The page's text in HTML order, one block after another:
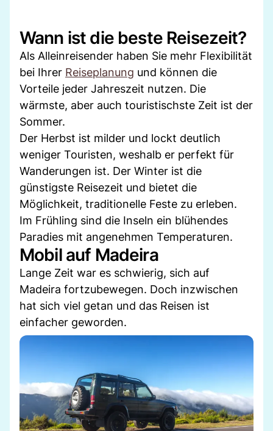
Wann ist die beste Reisezeit?
Als Alleinreisender haben Sie mehr Flexibilität
bei Ihrer Reiseplanung und können die
Vorteile jeder Jahreszeit nutzen. Die
wärmste, aber auch touristischste Zeit ist der
Sommer.
Der Herbst ist milder und lockt deutlich
weniger Touristen, weshalb er perfekt für
Wanderungen ist. Der Winter ist die
günstigste Reisezeit und bietet die
Möglichkeit, traditionelle Feste zu erleben.
Im Frühling sind die Inseln ein blühendes
Paradies mit angenehmen Temperaturen.
Mobil auf Madeira
Lange Zeit war es schwierig, sich auf
Madeira fortzubewegen. Doch inzwischen
hat sich viel getan und das Reisen ist
einfacher geworden.